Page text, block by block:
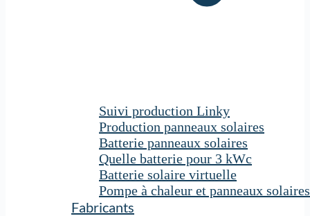
Suivi production Linky
Production panneaux solaires
Batterie panneaux solaires
Quelle batterie pour 3 kWc
Batterie solaire virtuelle
Pompe à chaleur et panneaux solaires
Fabricants